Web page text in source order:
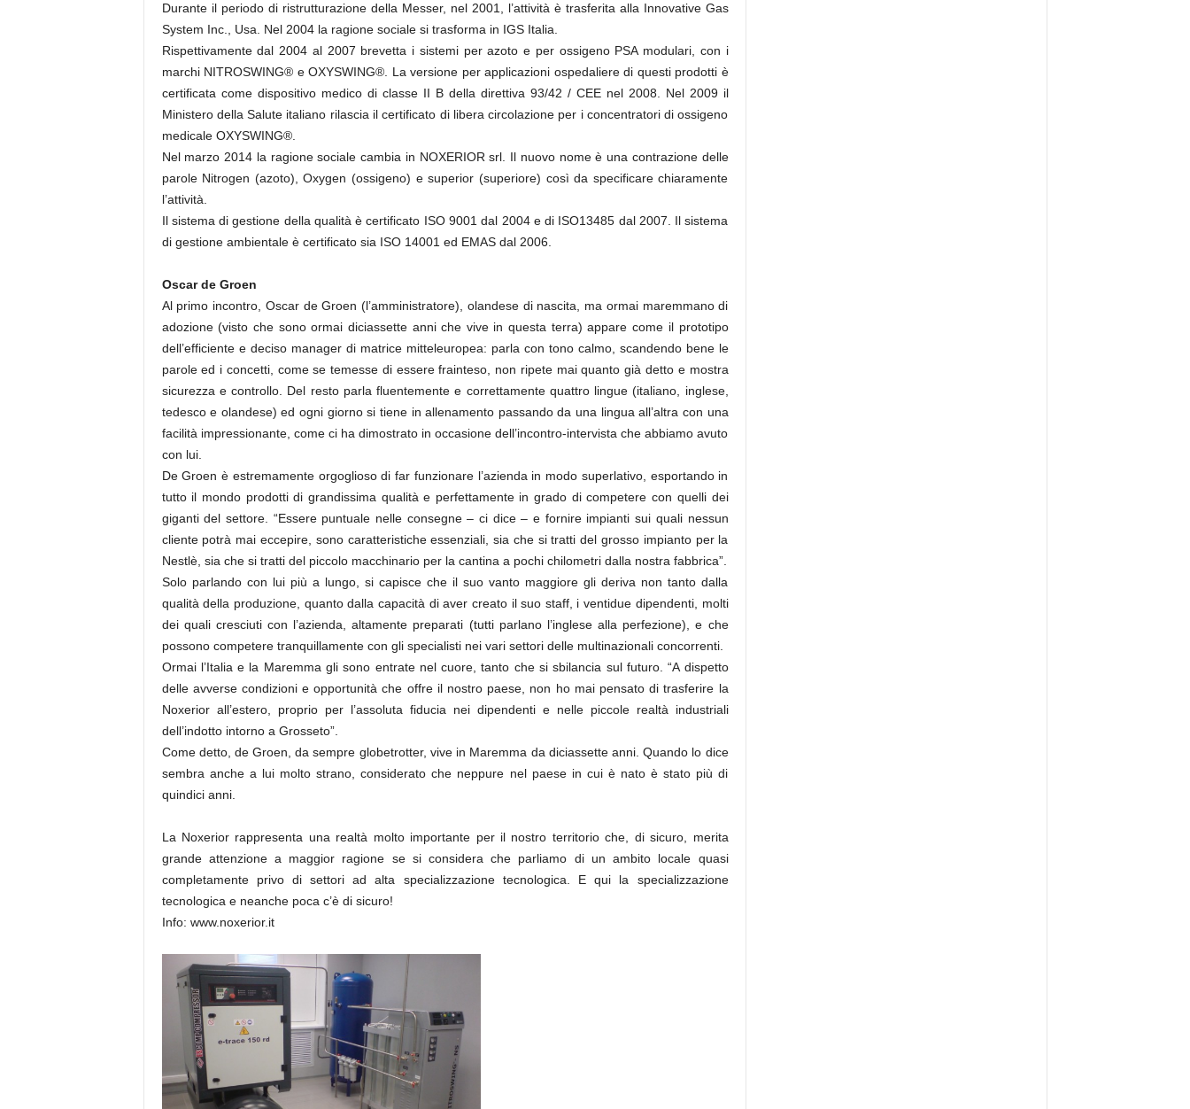
Durante il periodo di ristrutturazione della Messer, nel 2001, l’attività è trasferita alla Innovative Gas
System Inc., Usa. Nel 2004 la ragione sociale si trasforma in IGS Italia.
Rispettivamente dal 2004 al 2007 brevetta i sistemi per azoto e per ossigeno PSA modulari, con i
marchi NITROSWING® e OXYSWING®. La versione per applicazioni ospedaliere di questi prodotti è
certificata come dispositivo medico di classe II B della direttiva 93/42 / CEE nel 2008. Nel 2009 il
Ministero della Salute italiano rilascia il certificato di libera circolazione per i concentratori di ossigeno
medicale OXYSWING®.
Nel marzo 2014 la ragione sociale cambia in NOXERIOR srl. Il nuovo nome è una contrazione delle
parole Nitrogen (azoto), Oxygen (ossigeno) e superior (superiore) così da specificare chiaramente
l’attività.
Il sistema di gestione della qualità è certificato ISO 9001 dal 2004 e di ISO13485 dal 2007. Il sistema
di gestione ambientale è certificato sia ISO 14001 ed EMAS dal 2006.
Oscar de Groen
Al primo incontro, Oscar de Groen (l’amministratore), olandese di nascita, ma ormai maremmano di
adozione (visto che sono ormai diciassette anni che vive in questa terra) appare come il prototipo
dell’efficiente e deciso manager di matrice mitteleuropea: parla con tono calmo, scandendo bene le
parole ed i concetti, come se temesse di essere frainteso, non ripete mai quanto già detto e mostra
sicurezza e controllo. Del resto parla fluentemente e correttamente quattro lingue (italiano, inglese,
tedesco e olandese) ed ogni giorno si tiene in allenamento passando da una lingua all’altra con una
facilità impressionante, come ci ha dimostrato in occasione dell’incontro-intervista che abbiamo avuto
con lui.
De Groen è estremamente orgoglioso di far funzionare l’azienda in modo superlativo, esportando in
tutto il mondo prodotti di grandissima qualità e perfettamente in grado di competere con quelli dei
giganti del settore. “Essere puntuale nelle consegne – ci dice – e fornire impianti sui quali nessun
cliente potrà mai eccepire, sono caratteristiche essenziali, sia che si tratti del grosso impianto per la
Nestlè, sia che si tratti del piccolo macchinario per la cantina a pochi chilometri dalla nostra fabbrica”.
Solo parlando con lui più a lungo, si capisce che il suo vanto maggiore gli deriva non tanto dalla
qualità della produzione, quanto dalla capacità di aver creato il suo staff, i ventidue dipendenti, molti
dei quali cresciuti con l’azienda, altamente preparati (tutti parlano l’inglese alla perfezione), e che
possono competere tranquillamente con gli specialisti nei vari settori delle multinazionali concorrenti.
Ormai l’Italia e la Maremma gli sono entrate nel cuore, tanto che si sbilancia sul futuro. “A dispetto
delle avverse condizioni e opportunità che offre il nostro paese, non ho mai pensato di trasferire la
Noxerior all’estero, proprio per l’assoluta fiducia nei dipendenti e nelle piccole realtà industriali
dell’indotto intorno a Grosseto”.
Come detto, de Groen, da sempre globetrotter, vive in Maremma da diciassette anni. Quando lo dice
sembra anche a lui molto strano, considerato che neppure nel paese in cui è nato è stato più di
quindici anni.
La Noxerior rappresenta una realtà molto importante per il nostro territorio che, di sicuro, merita
grande attenzione a maggior ragione se si considera che parliamo di un ambito locale quasi
completamente privo di settori ad alta specializzazione tecnologica. E qui la specializzazione
tecnologica e neanche poca c’è di sicuro!
Info: www.noxerior.it